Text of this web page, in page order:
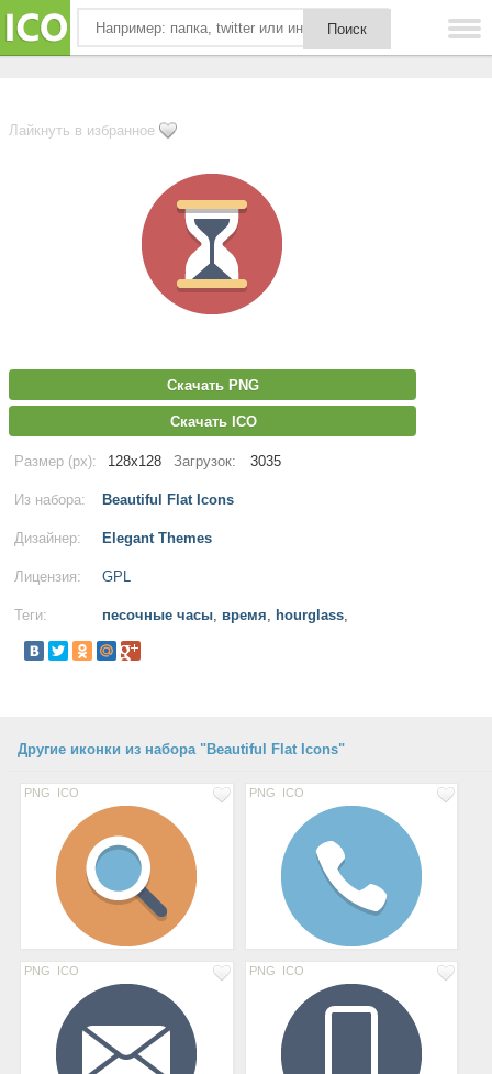
Лайкнуть в избранное
Скачать PNG
Скачать ICO
Размер (px): 128x128 Загрузок: 3035
Из набора: Beautiful Flat Icons
Дизайнер: Elegant Themes
Лицензия: GPL
Теги: песочные часы, время, hourglass,
Другие иконки из набора "Beautiful Flat Icons"
PNG ICO PNG ICO
PNG ICO PNG ICO